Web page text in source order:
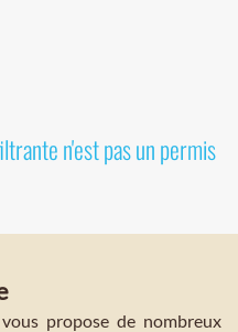
n'est pas un permis
propose de nombreux